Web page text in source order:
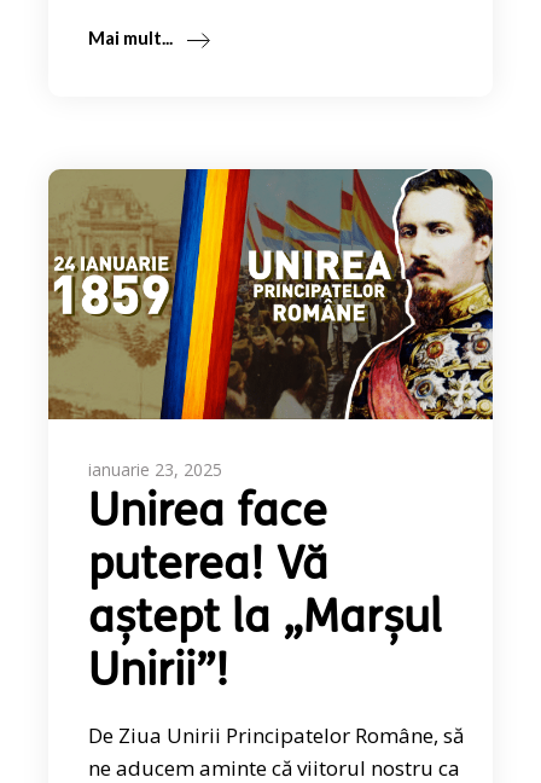
Mai mult...
ianuarie 23, 2025
Unirea face
puterea! Vă
aștept la „Marșul
Unirii”!
De Ziua Unirii Principatelor Române, să
ne aducem aminte că viitorul nostru ca